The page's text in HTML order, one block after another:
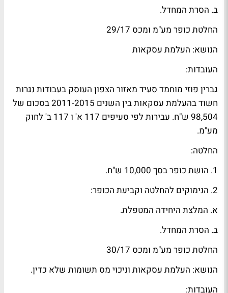
ב. הסרת המחדל.
החלטת כופר מע"מ ומכס 29/17
הנושא: העלמת עסקאות
העובדות:
גברין פוזי מוחמד סעיד מאזור הצפון העוסק בעבודות נגרות
חשוד בהעלמת עסקאות בין השנים 2011-2015 בסכום של
98,504 ש"ח. עבירות לפי סעיפים 117 א' ו 117 ב' לחוק
מע"מ.
החלטה:
1. הושת כופר בסך 10,000 ש"ח.
2. הנימוקים להחלטה וקביעת הכופר:
א. המלצת היחידה המטפלת.
ב. הסרת המחדל.
החלטת כופר מע"מ ומכס 30/17
הנושא: העלמת עסקאות וניכוי מס תשומות שלא כדין.
העובדות: